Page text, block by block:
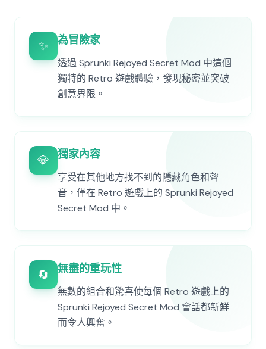
✨ 為冒險家
透過 Sprunki Rejoyed Secret Mod 中這個
獨特的 Retro 遊戲體驗，發現秘密並突破
創意界限。
💎 獨家內容
享受在其他地方找不到的隱藏角色和聲
音，僅在 Retro 遊戲上的 Sprunki Rejoyed
Secret Mod 中。
🔄 無盡的重玩性
無數的組合和驚喜使每個 Retro 遊戲上的
Sprunki Rejoyed Secret Mod 會話都新鮮
而令人興奮。